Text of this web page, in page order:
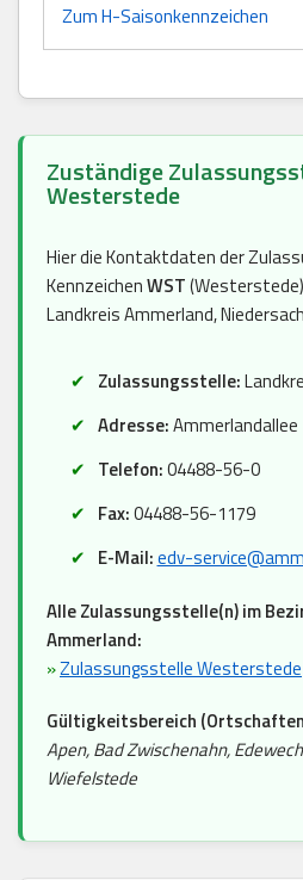
Zum H-Saisonkennzeichen
Zuständige
Westerstede
Hier die Kontaktdaten der
KennzeichenWST
Landkreis Ammerland,
Zulassungsstelle:
Adresse:
Telefon:04488-56-0
Fax:04488-56-1179
E-Mail:edv-
Alle Zulassungsstelle(n) im
Ammerland:
»Zulassungsstelle Westerstede
Gültigkeitsbereich
Apen, Bad Zwischenahn,
Wiefelstede